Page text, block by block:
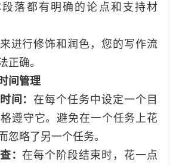
落都有明确的论点和支持材
进行修饰和润色，您的写作流
正确。
间管理
间：在每个任务中设定一个目
遵守它。避免在一个任务上花
忽略了另一个任务。
：在每个阶段结束时，花一点